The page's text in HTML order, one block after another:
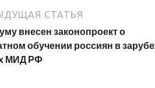
СТАТЬЯ
внесен законопроект о
обучении россиян в
МИД РФ